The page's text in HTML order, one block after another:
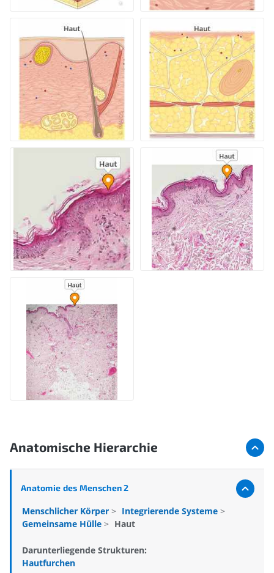
Anatomische Hierarchie
Anatomie des Menschen 2
Menschlicher Körper > Integrierende Systeme >
Gemeinsame Hülle > Haut
Darunterliegende Strukturen:
Hautfurchen